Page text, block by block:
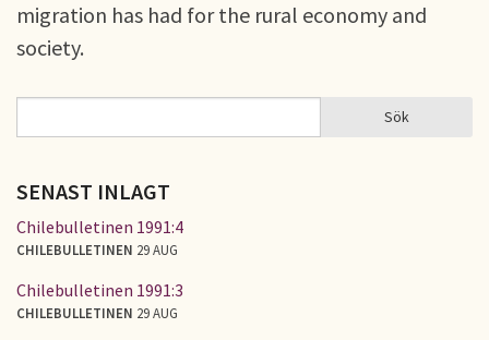
migration has had for the rural economy and
society.
SÖKFORMULÄR Sök
SENAST INLAGT
Chilebulletinen 1991:4
CHILEBULLETINEN 29 AUG
Chilebulletinen 1991:3
CHILEBULLETINEN 29 AUG